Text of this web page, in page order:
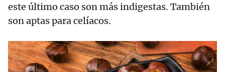
este último caso son más indigestas. También
son aptas para celíacos.